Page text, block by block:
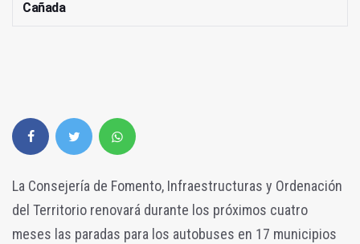
Cañada
La Consejería de Fomento, Infraestructuras y Ordenación
del Territorio renovará durante los próximos cuatro
meses las paradas para los autobuses en 17 municipios